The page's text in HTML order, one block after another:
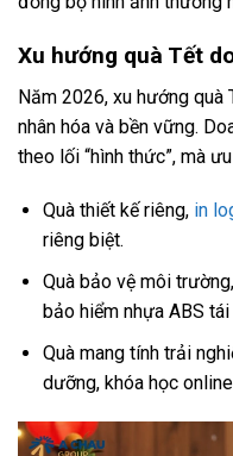
Xu hướng quà Tết
Năm 2026, xu hướng quà
nhân hóa và bền vững.
theo lối “hình thức”, mà
Quà thiết kế riêng, in
riêng biệt.
Quà bảo vệ môi
bảo hiểm nhựa ABS
Quà mang tính trải
dưỡng, khóa học